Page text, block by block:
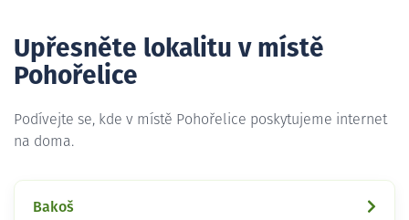
Upřesněte lokalitu v místě
Pohořelice
Podívejte se, kde v místě Pohořelice poskytujeme internet
na doma.
Bakoš